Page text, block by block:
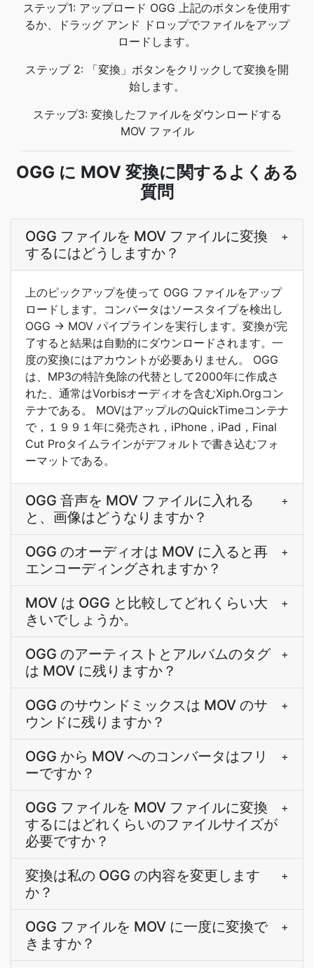
ステップ1: アップロード OGG 上記のボタンを使用す
るか、ドラッグ アンド ドロップでファイルをアップ
ロードします。
ステップ 2: 「変換」ボタンをクリックして変換を開
始します。
ステップ3: 変換したファイルをダウンロードする
MOV ファイル
OGG に MOV 変換に関するよくある
質問
OGG ファイルを MOV ファイルに変換
するにはどうしますか？
+
上のピックアップを使って OGG ファイルをアップ
ロードします。コンバータはソースタイプを検出し
OGG → MOV パイプラインを実行します。変換が完
了すると結果は自動的にダウンロードされます。一
度の変換にはアカウントが必要ありません。 OGG
は、MP3の特許免除の代替として2000年に作成さ
れた、通常はVorbisオーディオを含むXiph.Orgコン
テナである。 MOVはアップルのQuickTimeコンテナ
で，１９９１年に発売され，iPhone，iPad，Final
Cut Proタイムラインがデフォルトで書き込むフォ
ーマットである。
OGG 音声を MOV ファイルに入れる
と、画像はどうなりますか？
+
OGG のオーディオは MOV に入ると再
エンコーディングされますか？
+
MOV は OGG と比較してどれくらい大
きいでしょうか。
+
OGG のアーティストとアルバムのタグ
は MOV に残りますか？
+
OGG のサウンドミックスは MOV のサ
ウンドに残りますか？
+
OGG から MOV へのコンバータはフリ
ーですか？
+
OGG ファイルを MOV ファイルに変換
するにはどれくらいのファイルサイズが
必要ですか？
+
変換は私の OGG の内容を変更します
か？
+
OGG ファイルを MOV に一度に変換で
きますか？
+